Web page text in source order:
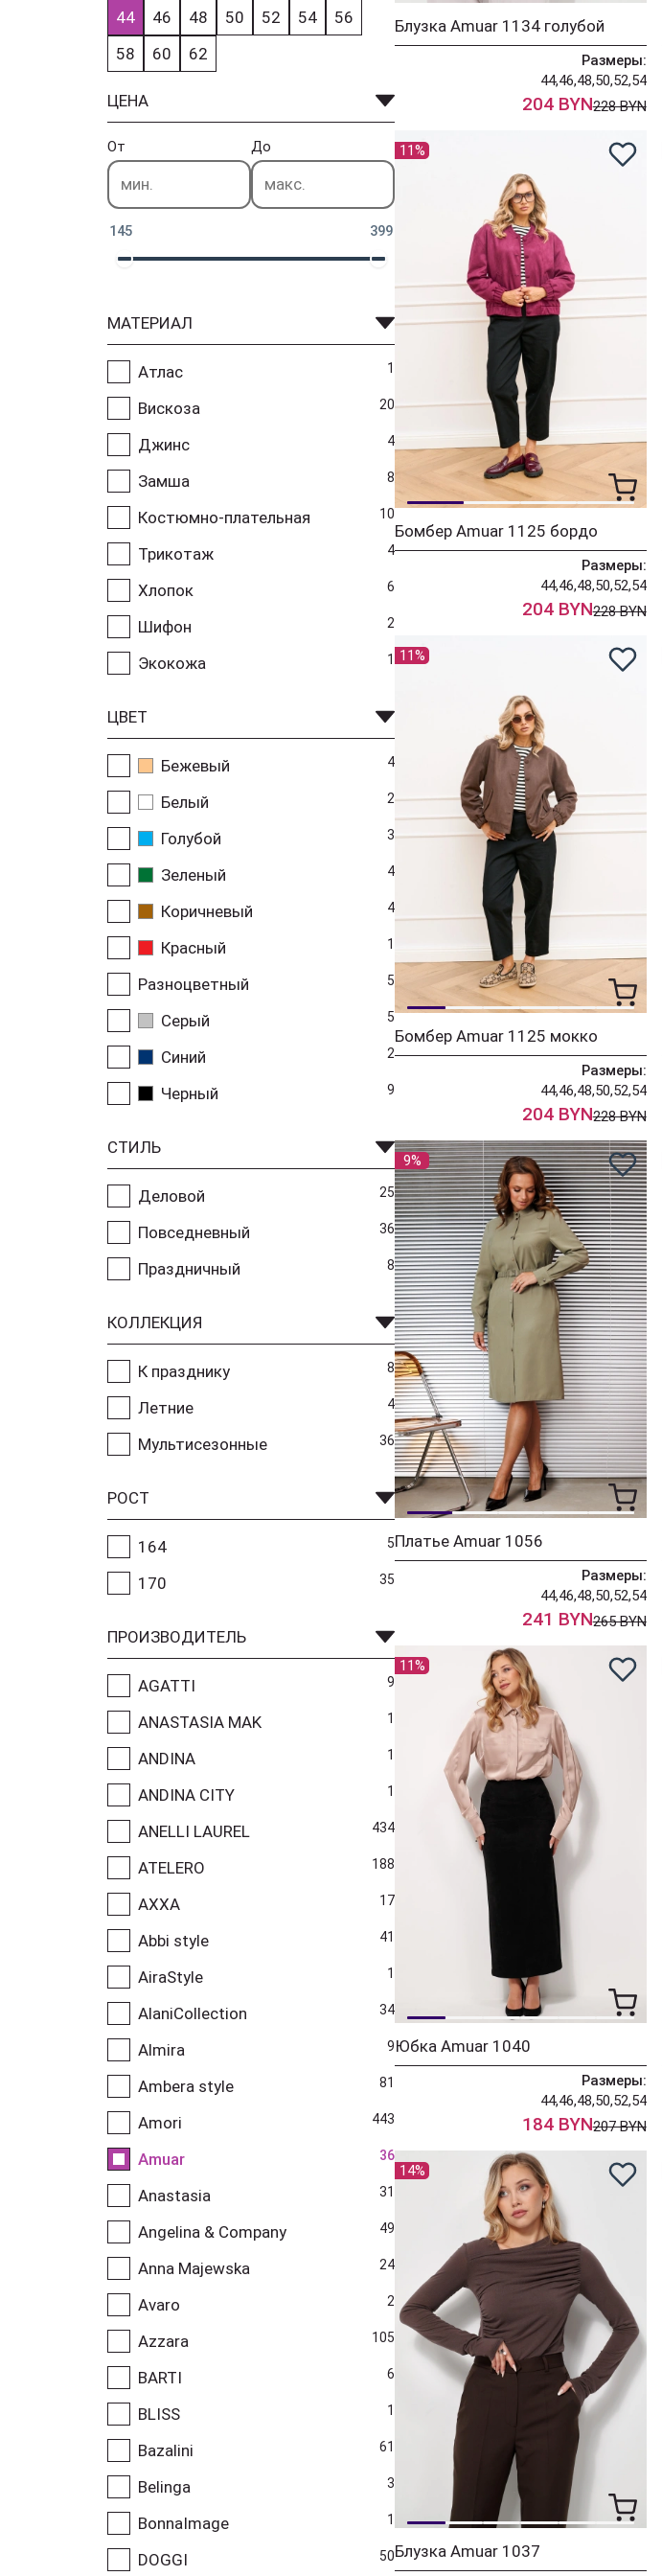
44 46 48 50 52 54
56
58
60 62
ЦЕНА
От До
145 399
МАТЕРИАЛ
Атлас 1
Вискоза 20
Джинс 4
Замша 8
Костюмно-плательная 10
Трикотаж 4
Хлопок 6
Шифон 2
Экокожа 1
ЦВЕТ
Бежевый 4
Белый 2
Голубой 3
Зеленый 4
Коричневый 4
Красный 1
Разноцветный 5
Серый 5
Синий 2
Черный 9
СТИЛЬ
Деловой 25
Повседневный 36
Праздничный 8
КОЛЛЕКЦИЯ
К празднику 8
Летние 4
Мультисезонные 36
РОСТ
164 5
170 35
ПРОИЗВОДИТЕЛЬ
AGATTI 9
ANASTASIA MAK 1
ANDINA 1
ANDINA CITY 1
ANELLI LAUREL 434
ATELERO 188
AXXA 17
Abbi style 41
AiraStyle 1
AlaniCollection 34
Almira 9
Ambera style 81
Amori 443
Amuar 36
Anastasia 31
Angelina & Company 49
Anna Majewska 24
Avaro 2
Azzara 105
BARTI 6
BLISS 1
Bazalini 61
Belinga 3
BonnaImage 1
DOGGI 50
Блузка Amuar 1134 голубой
Размеры:
44,46,48,50,52,54
204 BYN228 BYN
11%
Бомбер Amuar 1125 бордо
Размеры:
44,46,48,50,52,54
204 BYN228 BYN
11%
Бомбер Amuar 1125 мокко
Размеры:
44,46,48,50,52,54
204 BYN228 BYN
9%
Платье Amuar 1056
Размеры:
44,46,48,50,52,54
241 BYN265 BYN
11%
Юбка Amuar 1040
Размеры:
44,46,48,50,52,54
184 BYN207 BYN
14%
Блузка Amuar 1037